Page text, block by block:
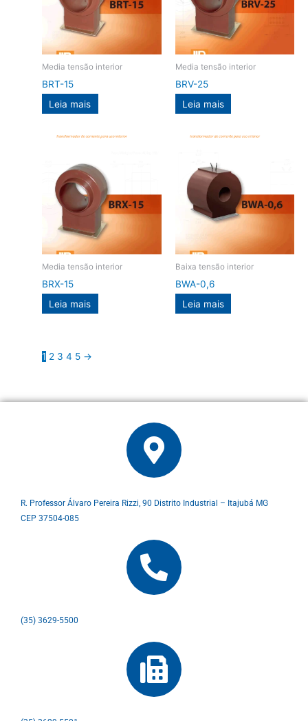
Media tensão interior
BRT-15
Leia mais
Media tensão interior
BRV-25
Leia mais
Media tensão interior
BRX-15
Leia mais
Baixa tensão interior
BWA-0,6
Leia mais
1 2 3 4 5 →
R. Professor Álvaro Pereira Rizzi, 90 Distrito Industrial – Itajubá MG
CEP 37504-085
(35) 3629-5500